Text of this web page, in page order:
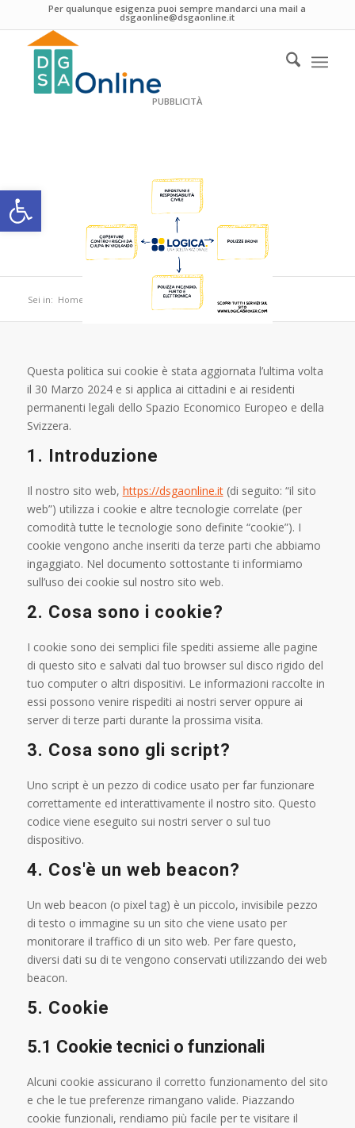
Apri la barra degli strumenti
Per qualunque esigenza puoi sempre mandarci una mail a
dsgaonline@dsgaonline.it
PUBBLICITÀ
Sei in: Home Cookie Policy (UE)
Questa politica sui cookie è stata aggiornata l’ultima volta
il 30 Marzo 2024 e si applica ai cittadini e ai residenti
permanenti legali dello Spazio Economico Europeo e della
Svizzera.
1. Introduzione
Il nostro sito web, https://dsgaonline.it(di seguito: “il sito
web”) utilizza i cookie e altre tecnologie correlate (per
comodità tutte le tecnologie sono definite “cookie”). I
cookie vengono anche inseriti da terze parti che abbiamo
ingaggiato. Nel documento sottostante ti informiamo
sull’uso dei cookie sul nostro sito web.
2. Cosa sono i cookie?
I cookie sono dei semplici file spediti assieme alle pagine
di questo sito e salvati dal tuo browser sul disco rigido del
tuo computer o altri dispositivi. Le informazioni raccolte in
essi possono venire rispediti ai nostri server oppure ai
server di terze parti durante la prossima visita.
3. Cosa sono gli script?
Uno script è un pezzo di codice usato per far funzionare
correttamente ed interattivamente il nostro sito. Questo
codice viene eseguito sui nostri server o sul tuo
dispositivo.
4. Cos'è un web beacon?
Un web beacon (o pixel tag) è un piccolo, invisibile pezzo
di testo o immagine su un sito che viene usato per
monitorare il traffico di un sito web. Per fare questo,
diversi dati su di te vengono conservati utilizzando dei web
beacon.
5. Cookie
5.1 Cookie tecnici o funzionali
Alcuni cookie assicurano il corretto funzionamento del sito
e che le tue preferenze rimangano valide. Piazzando
cookie funzionali, rendiamo più facile per te visitare il